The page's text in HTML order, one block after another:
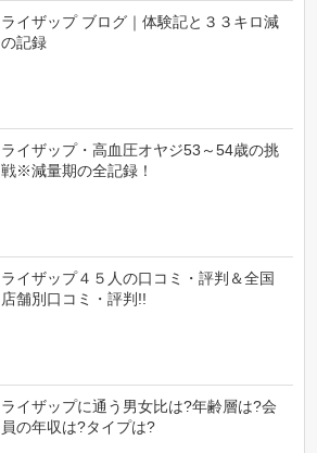
ライザップ ブログ｜体験記と３３キロ減
の記録
ライザップ・高血圧オヤジ53～54歳の挑
戦※減量期の全記録！
ライザップ４５人の口コミ・評判＆全国
店舗別口コミ・評判!!
ライザップに通う男女比は?年齢層は?会
員の年収は?タイプは?